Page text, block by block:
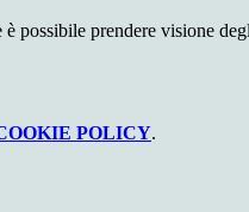
è possibile prendere visione
POLICY.